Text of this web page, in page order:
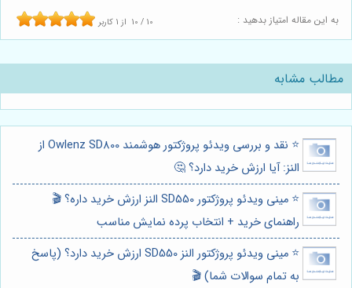
به این مقاله امتیاز بدهید : 10 / 10 از 1 کاربر
مطالب مشابه
⭐️ نقد و بررسی ویدئو پروژکتور هوشمند Owlenz SD800 از
النز: آیا ارزش خرید دارد؟ 🤔
⭐️ مینی ویدئو پروژکتور SD550 النز ارزش خرید داره؟ 🎬
راهنمای خرید + انتخاب پرده نمایش مناسب
⭐️ مینی ویدئو پروژکتور النز SD550 ارزش خرید دارد؟ (پاسخ
به تمام سوالات شما) 🎬